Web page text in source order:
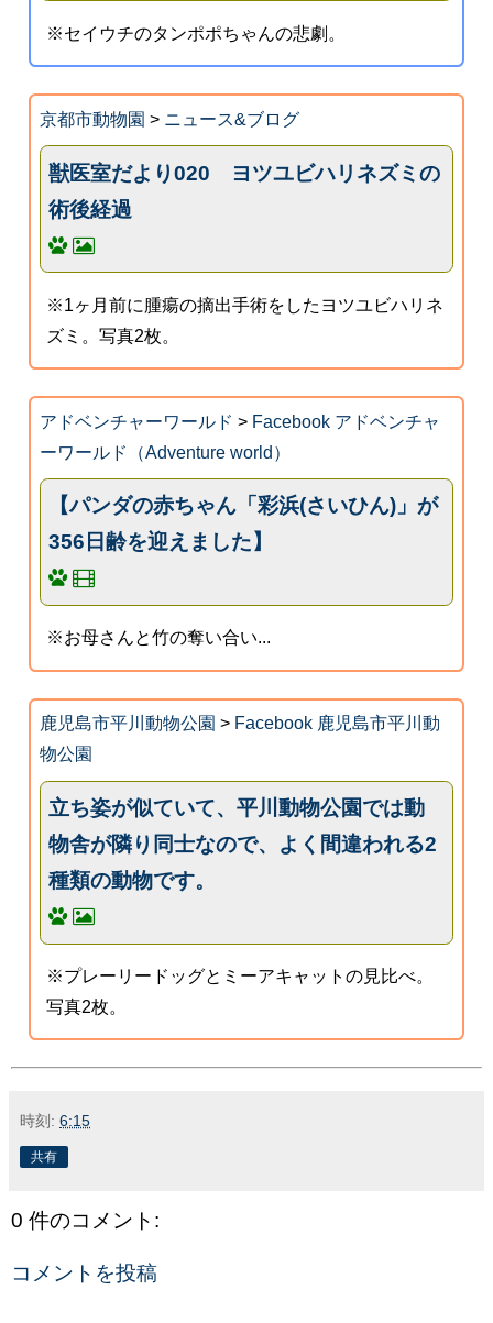
※セイウチのタンポポちゃんの悲劇。
京都市動物園 > ニュース&ブログ
獣医室だより020 ヨツユビハリネズミの
術後経過
※1ヶ月前に腫瘍の摘出手術をしたヨツユビハリネ
ズミ。写真2枚。
アドベンチャーワールド > Facebook アドベンチャ
ーワールド（Adventure world）
【パンダの赤ちゃん「彩浜(さいひん)」が
356日齢を迎えました】
※お母さんと竹の奪い合い...
鹿児島市平川動物公園 > Facebook 鹿児島市平川動
物公園
立ち姿が似ていて、平川動物公園では動
物舎が隣り同士なので、よく間違われる2
種類の動物です。
※プレーリードッグとミーアキャットの見比べ。
写真2枚。
時刻: 6:15
共有
0 件のコメント:
コメントを投稿